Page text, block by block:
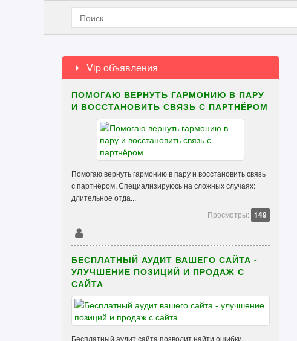
Vip объявления
ПОМОГАЮ ВЕРНУТЬ ГАРМОНИЮ В ПАРУ
И ВОССТАНОВИТЬ СВЯЗЬ С ПАРТНЁРОМ
Помогаю вернуть гармонию в пару и восстановить связь
с партнёром. Специализируюсь на сложных случаях:
длительное отда...
Просмотры: 149
БЕСПЛАТНЫЙ АУДИТ ВАШЕГО САЙТА -
УЛУЧШЕНИЕ ПОЗИЦИЙ И ПРОДАЖ С
САЙТА
Бесплатный аудит сайта позволит найти ошибки,